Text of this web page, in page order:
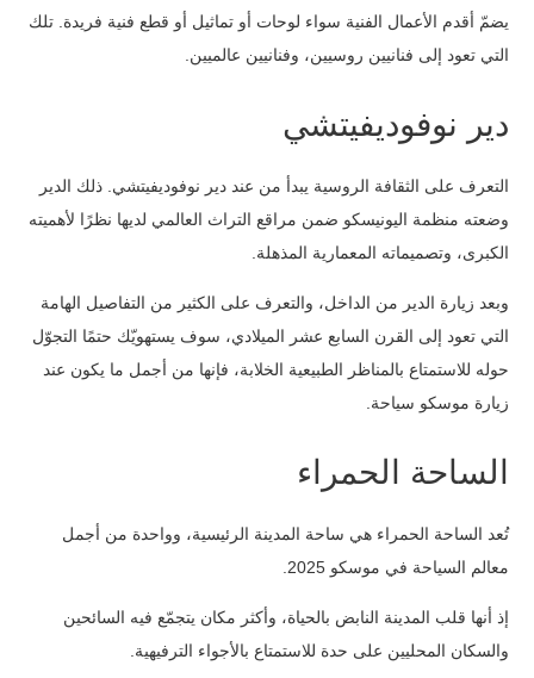
يضمّ أقدم الأعمال الفنية سواء لوحات أو تماثيل أو قطع فنية فريدة. تلك
التي تعود إلى فنانيين روسيين، وفنانيين عالميين.
دير نوفوديفيتشي
التعرف على الثقافة الروسية يبدأ من عند دير نوفوديفيتشي. ذلك الدير
وضعته منظمة اليونيسكو ضمن مراقع التراث العالمي لديها نظرًا لأهميته
الكبرى، وتصميماته المعمارية المذهلة.
وبعد زيارة الدير من الداخل، والتعرف على الكثير من التفاصيل الهامة
التي تعود إلى القرن السابع عشر الميلادي، سوف يستهويّك حتمًا التجوّل
حوله للاستمتاع بالمناظر الطبيعية الخلابة، فإنها من أجمل ما يكون عند
زيارة موسكو سياحة.
الساحة الحمراء
تُعد الساحة الحمراء هي ساحة المدينة الرئيسية، وواحدة من أجمل
معالم السياحة في موسكو 2025.
إذ أنها قلب المدينة النابض بالحياة، وأكثر مكان يتجمّع فيه السائحين
والسكان المحليين على حدة للاستمتاع بالأجواء الترفيهية.